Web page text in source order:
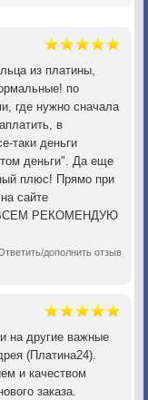
из платины,
по
где нужно сначала
в
таки деньги
деньги". Да еще
плюс! Прямо при
сайте
ВСЕМ РЕКОМЕНДУЮ
дополнить отзыв
на другие важные
(Платина24).
и качеством
заказа.